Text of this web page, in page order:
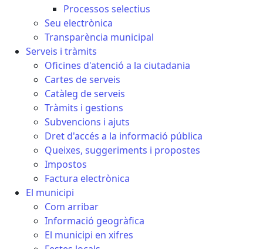
Processos selectius
Seu electrònica
Transparència municipal
Serveis i tràmits
Oficines d'atenció a la ciutadania
Cartes de serveis
Catàleg de serveis
Tràmits i gestions
Subvencions i ajuts
Dret d'accés a la informació pública
Queixes, suggeriments i propostes
Impostos
Factura electrònica
El municipi
Com arribar
Informació geogràfica
El municipi en xifres